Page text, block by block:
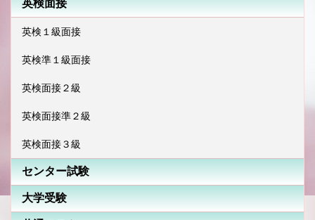
英検面接
英検１級面接
英検準１級面接
英検面接２級
英検面接準２級
英検面接３級
センター試験
大学受験